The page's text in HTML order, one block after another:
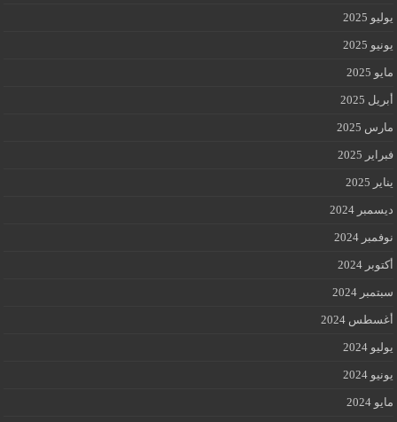
يوليو 2025
يونيو 2025
مايو 2025
أبريل 2025
مارس 2025
فبراير 2025
يناير 2025
ديسمبر 2024
نوفمبر 2024
أكتوبر 2024
سبتمبر 2024
أغسطس 2024
يوليو 2024
يونيو 2024
مايو 2024